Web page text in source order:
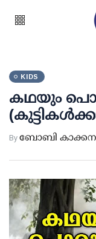
KIDS
കഥയും
By ബോബി